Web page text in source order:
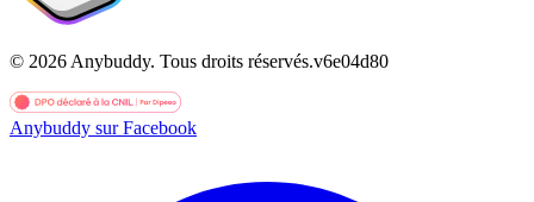
© 2026 Anybuddy. Tous droits réservés.v6e04d80
Anybuddy sur Facebook